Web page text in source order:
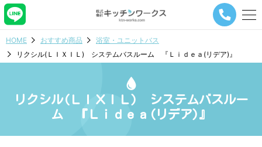
メ
ナ
ボ
HOME おすすめ商品
浴室・ユニットバス
リクシル(ＬＩＸＩＬ) システムバスルーム 『Ｌｉｄｅａ(リデア)』
リクシル(ＬＩＸＩＬ) システムバスルー
ム 『Ｌｉｄｅａ(リデア)』